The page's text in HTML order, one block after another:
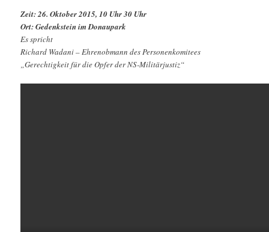
Zeit: 26. Oktober 2015, 10 Uhr 30 Uhr
Ort: Gedenkstein im Donaupark
Es spricht
Richard Wadani – Ehrenobmann des Personenkomitees
„Gerechtigkeit für die Opfer der NS-Militärjustiz“